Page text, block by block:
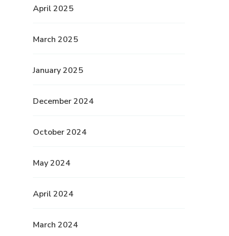
April 2025
March 2025
January 2025
December 2024
October 2024
May 2024
April 2024
March 2024